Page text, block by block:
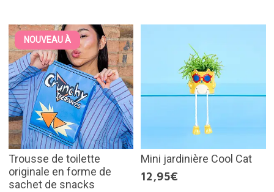
NOUVEAU À
Trousse de toilette
originale en forme de
sachet de snacks
Mini jardinière Cool Cat
12,95€